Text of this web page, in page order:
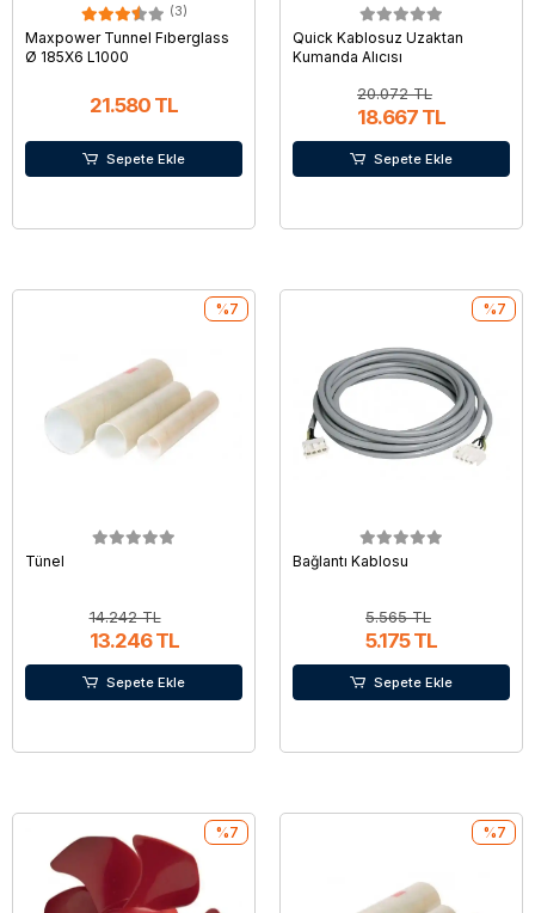
(3)
Maxpower Tunnel Fıberglass
Ø 185X6 L1000
21.580 TL
Sepete Ekle
Quick Kablosuz Uzaktan
Kumanda Alıcısı
20.072 TL
18.667 TL
Sepete Ekle
Tünel
14.242 TL
13.246 TL
%7
Sepete Ekle
Bağlantı Kablosu
5.565 TL
5.175 TL
%7
Sepete Ekle
%7 %7